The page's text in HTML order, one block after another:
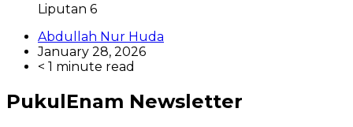
Liputan 6
Abdullah Nur Huda
January 28, 2026
< 1 minute read
PukulEnam Newsletter